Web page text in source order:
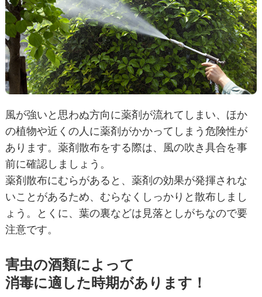
風が強いと思わぬ方向に薬剤が流れてしまい、ほか
の植物や近くの人に薬剤がかかってしまう危険性が
あります。薬剤散布をする際は、風の吹き具合を事
前に確認しましょう。
薬剤散布にむらがあると、薬剤の効果が発揮されな
いことがあるため、むらなくしっかりと散布しまし
ょう。とくに、葉の裏などは見落としがちなので要
注意です。
害虫の酒類によって
消毒に適した時期があります！